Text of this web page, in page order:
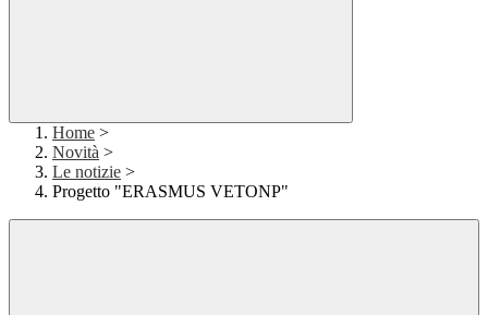
Home >
Novità >
Le notizie >
Progetto "ERASMUS VETONP"